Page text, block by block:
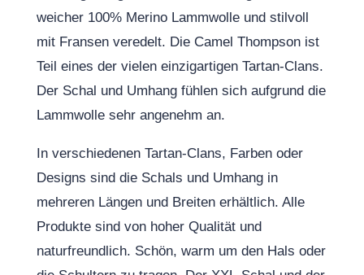
weicher 100% Merino Lammwolle und stilvoll
mit Fransen veredelt. Die Camel Thompson ist
Teil eines der vielen einzigartigen Tartan-Clans.
Der Schal und Umhang fühlen sich aufgrund die
Lammwolle sehr angenehm an.
In verschiedenen Tartan-Clans, Farben oder
Designs sind die Schals und Umhang in
mehreren Längen und Breiten erhältlich. Alle
Produkte sind von hoher Qualität und
naturfreundlich. Schön, warm um den Hals oder